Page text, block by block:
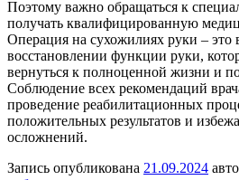
Поэтому важно обращаться к
получать квалифицированную
Операция на сухожилиях руки –
восстановлении функции руки,
вернуться к полноценной жизни и
Соблюдение всех рекомендаций
проведение реабилитационных
положительных результатов и
осложнений.
Запись опубликована 21.09.2024